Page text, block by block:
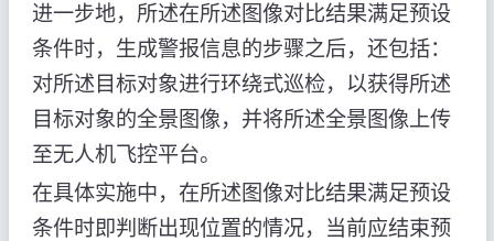
进一步地，所述在所述图像对比结果满足预设
条件时，生成警报信息的步骤之后，还包括：
对所述目标对象进行环绕式巡检，以获得所述
目标对象的全景图像，并将所述全景图像上传
至无人机飞控平台。
在具体实施中，在所述图像对比结果满足预设
条件时即判断出现位置的情况，当前应结束预